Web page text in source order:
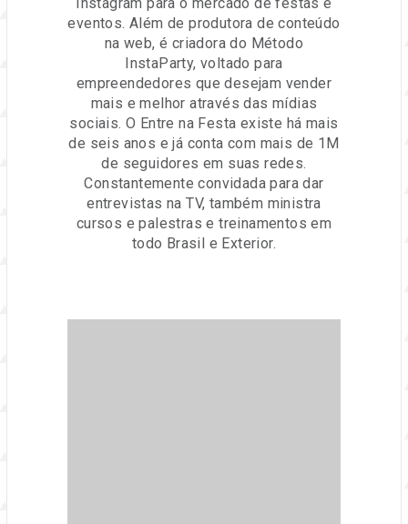
eventos. Além de produtora de conteúdo
na web, é criadora do Método
InstaParty, voltado para
empreendedores que desejam vender
mais e melhor através das mídias
sociais. O Entre na Festa existe há mais
de seis anos e já conta com mais de 1M
de seguidores em suas redes.
Constantemente convidada para dar
entrevistas na TV, também ministra
cursos e palestras e treinamentos em
todo Brasil e Exterior.